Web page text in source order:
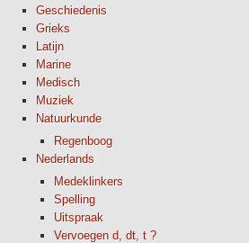
Geschiedenis
Grieks
Latijn
Marine
Medisch
Muziek
Natuurkunde
Regenboog
Nederlands
Medeklinkers
Spelling
Uitspraak
Vervoegen d, dt, t ?